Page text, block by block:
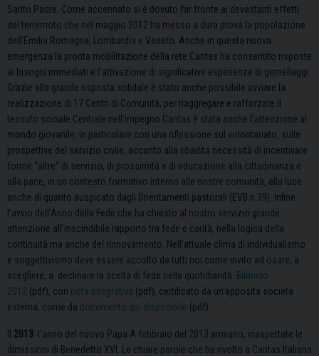
Santo Padre. Come accennato si è dovuto far fronte ai devastanti effetti
del terremoto che nel maggio 2012 ha messo a dura prova la popolazione
dell’Emilia Romagna, Lombardia e Veneto. Anche in questa nuova
emergenza la pronta mobilitazione della rete Caritas ha consentito risposte
ai bisogni immediati e l’attivazione di significative esperienze di gemellaggi.
Grazie alla grande risposta solidale è stato anche possibile avviare la
realizzazione di 17 Centri di Comunità, per riaggregare e rafforzare il
tessuto sociale.Centrale nell’impegno Caritas è stata anche l’attenzione al
mondo giovanile, in particolare con una riflessione sul volontariato, sulle
prospettive del servizio civile, accanto alla ribadita necessità di incentivare
forme “altre” di servizio, di prossimità e di educazione alla cittadinanza e
alla pace, in un contesto formativo interno alle nostre comunità, alla luce
anche di quanto auspicato dagli Orientamenti pastorali (EVB n.39). Infine
l’avvio dell’Anno della Fede che ha chiesto al nostro servizio grande
attenzione all’inscindibile rapporto tra fede e carità, nella logica della
continuità ma anche del rinnovamento. Nell’attuale clima di individualismo
e soggettivismo deve essere accolto da tutti noi come invito ad osare, a
scegliere, a declinare la scelta di fede nella quotidianità. Bilancio
2012 (pdf), con nota integrativa (pdf), certificato da un’apposita società
esterna, come da documento qui disponibile (pdf).
2013: l’anno del nuovo Papa A febbraio del 2013 arrivano, inaspettate le
dimissioni di Benedetto XVI. Le chiare parole che ha rivolto a Caritas Italiana